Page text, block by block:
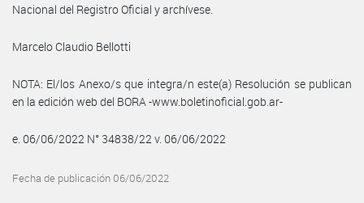
Nacional del Registro Oficial y archívese.
Marcelo Claudio Bellotti
NOTA: El/los Anexo/s que integra/n este(a) Resolución se publican
en la edición web del BORA -www.boletinoficial.gob.ar-
e. 06/06/2022 N° 34838/22 v. 06/06/2022
Fecha de publicación 06/06/2022